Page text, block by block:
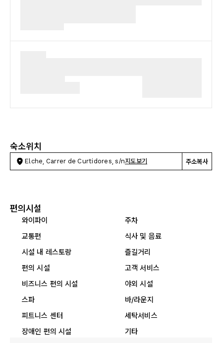
숙소위치
Elche, Carrer de Curtidores, s/n지도보기 주소복사
편의시설
와이파이
주차
교통편
식사 및 음료
시설 내 레스토랑
즐길거리
편의 시설
고객 서비스
비즈니스 편의 시설
야외 시설
스파
바/라운지
피트니스 센터
세탁서비스
장애인 편의 시설
기타